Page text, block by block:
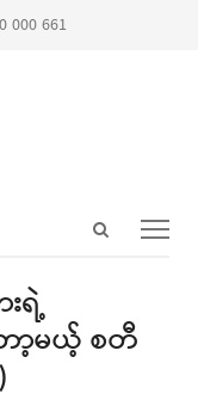
000 661
Open
းရဲ့
ာ့မယ့် စတီ